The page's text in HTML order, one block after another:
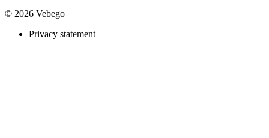
© 2026 Vebego
Privacy statement